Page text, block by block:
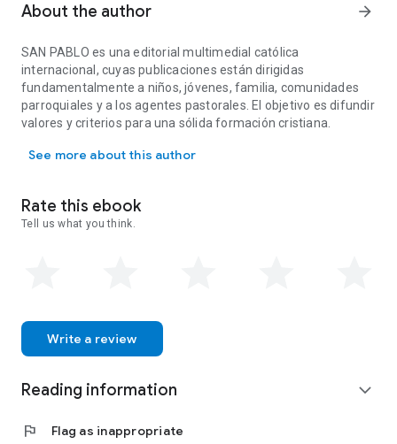
About the author arrow_forward
SAN PABLO es una editorial multimedial católica
internacional, cuyas publicaciones están dirigidas
fundamentalmente a niños, jóvenes, familia, comunidades
parroquiales y a los agentes pastorales. El objetivo es difundir
valores y criterios para una sólida formación cristiana.
See more about this author
Rate this ebook
Tell us what you think.
Write a review
Reading information expand_more
flag Flag as inappropriate